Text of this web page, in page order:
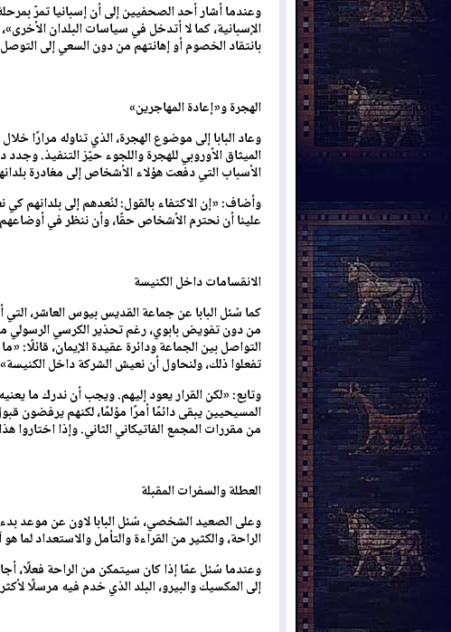
وعندما أشار أحد الصحفيين إلى أن إسبانيا تمرّ
الإسبانية، كما لا أتدخل في سياسات البلدان
بانتقاد الخصوم أو إهانتهم من دون السعي إلى
الهجرة و«إعادة المهاجرين»
وعاد البابا إلى موضوع الهجرة، الذي تناوله مرارًا
الميثاق الأوروبي للهجرة واللجوء حيّز التنفيذ. وجدد
الأسباب التي دفعت هؤلاء الأشخاص إلى مغادرة
وأضاف: «إن الاكتفاء بالقول: لنُعدهم إلى بلدانهم كي
علينا أن نحترم الأشخاص حقًا، وأن ننظر في
الانقسامات داخل الكنيسة
كما سُئل البابا عن جماعة القديس بيوس العاشر،
من دون تفويض بابوي، رغم تحذير الكرسي
التواصل بين الجماعة ودائرة عقيدة الإيمان، قائلًا:
تفعلوا ذلك، ولنحاول أن نعيش الشركة داخل
وتابع: «لكن القرار يعود إليهم. ويجب أن ندرك ما
المسيحيين يبقى دائمًا أمرًا مؤلمًا، لكنهم يرفضون
من مقررات المجمع الفاتيكاني الثاني. وإذا اختاروا
العطلة والسفرات المقبلة
وعلى الصعيد الشخصي، سُئل البابا لاون عن موعد
الراحة، والكثير من القراءة والتأمل والاستعداد
وعندما سُئل عمّا إذا كان سيتمكن من الراحة فعلًا،
إلى المكسيك والبيرو، البلد الذي خدم فيه مرسلًا